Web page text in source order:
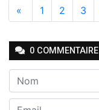
« 1 2 3
0 COMMENTAIRE